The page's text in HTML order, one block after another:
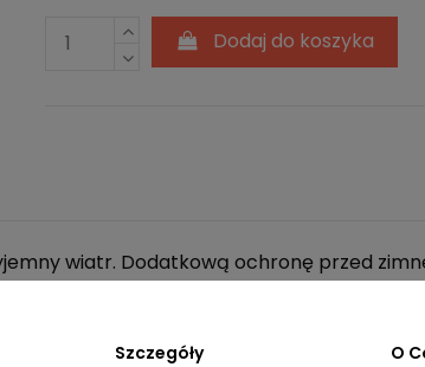
Dodaj do koszyka
wiatr. Dodatkową ochronę przed
produkt ten jest w pełni ekologiczny.
termiczny i wysoką oddychalność.
Szczegóły O